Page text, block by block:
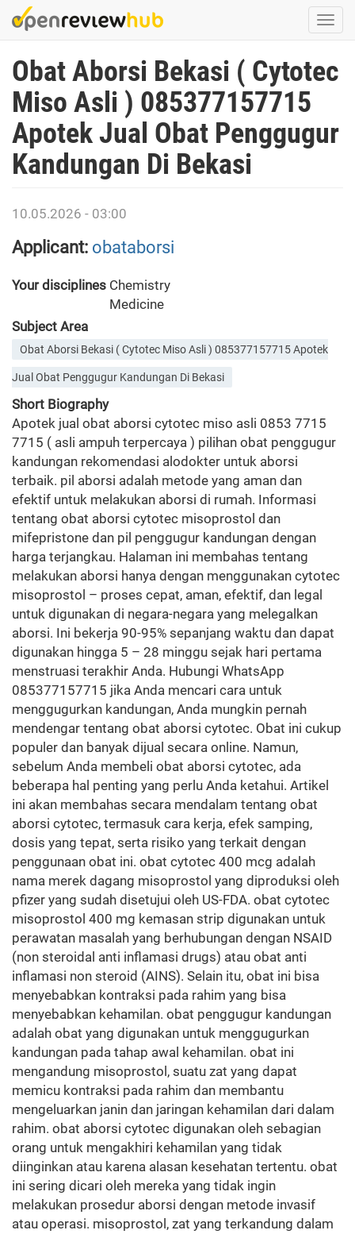
Skip
to
content
Obat Aborsi Bekasi ( Cytotec
Miso Asli ) 085377157715
Apotek Jual Obat Penggugur
Kandungan Di Bekasi
10.05.2026 - 03:00
Applicant: obataborsi
Your disciplines Chemistry
Medicine
Subject Area
Obat Aborsi Bekasi ( Cytotec Miso Asli ) 085377157715 Apotek
Jual Obat Penggugur Kandungan Di Bekasi
Short Biography
Apotek jual obat aborsi cytotec miso asli 0853 7715
7715 ( asli ampuh terpercaya ) pilihan obat penggugur
kandungan rekomendasi alodokter untuk aborsi
terbaik. pil aborsi adalah metode yang aman dan
efektif untuk melakukan aborsi di rumah. Informasi
tentang obat aborsi cytotec misoprostol dan
mifepristone dan pil penggugur kandungan dengan
harga terjangkau. Halaman ini membahas tentang
melakukan aborsi hanya dengan menggunakan cytotec
misoprostol – proses cepat, aman, efektif, dan legal
untuk digunakan di negara-negara yang melegalkan
aborsi. Ini bekerja 90-95% sepanjang waktu dan dapat
digunakan hingga 5 – 28 minggu sejak hari pertama
menstruasi terakhir Anda. Hubungi WhatsApp
085377157715 jika Anda mencari cara untuk
menggugurkan kandungan, Anda mungkin pernah
mendengar tentang obat aborsi cytotec. Obat ini cukup
populer dan banyak dijual secara online. Namun,
sebelum Anda membeli obat aborsi cytotec, ada
beberapa hal penting yang perlu Anda ketahui. Artikel
ini akan membahas secara mendalam tentang obat
aborsi cytotec, termasuk cara kerja, efek samping,
dosis yang tepat, serta risiko yang terkait dengan
penggunaan obat ini. obat cytotec 400 mcg adalah
nama merek dagang misoprostol yang diproduksi oleh
pfizer yang sudah disetujui oleh US-FDA. obat cytotec
misoprostol 400 mg kemasan strip digunakan untuk
perawatan masalah yang berhubungan dengan NSAID
(non steroidal anti inflamasi drugs) atau obat anti
inflamasi non steroid (AINS). Selain itu, obat ini bisa
menyebabkan kontraksi pada rahim yang bisa
menyebabkan kehamilan. obat penggugur kandungan
adalah obat yang digunakan untuk menggugurkan
kandungan pada tahap awal kehamilan. obat ini
mengandung misoprostol, suatu zat yang dapat
memicu kontraksi pada rahim dan membantu
mengeluarkan janin dan jaringan kehamilan dari dalam
rahim. obat aborsi cytotec digunakan oleh sebagian
orang untuk mengakhiri kehamilan yang tidak
diinginkan atau karena alasan kesehatan tertentu. obat
ini sering dicari oleh mereka yang tidak ingin
melakukan prosedur aborsi dengan metode invasif
atau operasi. misoprostol, zat yang terkandung dalam